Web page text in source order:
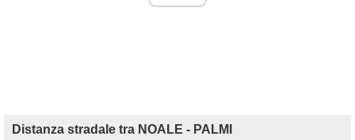
Distanza stradale tra NOALE - PALMI